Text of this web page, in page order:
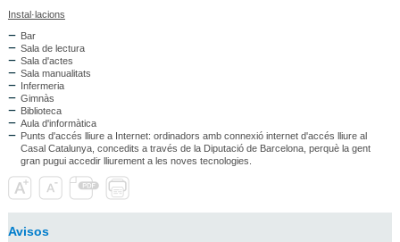
Instal·lacions
Bar
Sala de lectura
Sala d'actes
Sala manualitats
Infermeria
Gimnàs
Biblioteca
Aula d'informàtica
Punts d'accés lliure a Internet: ordinadors amb connexió internet d'accés lliure al
Casal Catalunya, concedits a través de la Diputació de Barcelona, perquè la gent
gran pugui accedir lliurement a les noves tecnologies.
Avisos